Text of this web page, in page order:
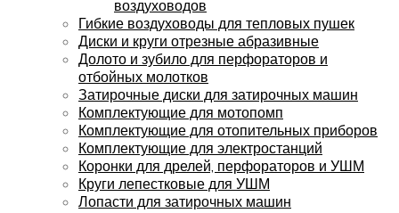
воздуховодов
Гибкие воздуховоды для тепловых пушек
Диски и круги отрезные абразивные
Долото и зубило для перфораторов и
отбойных молотков
Затирочные диски для затирочных машин
Комплектующие для мотопомп
Комплектующие для отопительных приборов
Комплектующие для электростанций
Коронки для дрелей, перфораторов и УШМ
Круги лепестковые для УШМ
Лопасти для затирочных машин